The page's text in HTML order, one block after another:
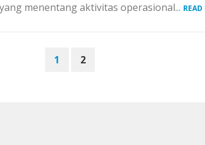
menentang aktivitas operasional...
1 2